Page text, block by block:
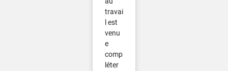
travai
l est
venu
e
comp
léter